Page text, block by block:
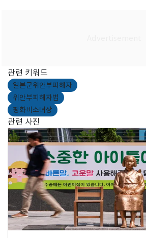
관련 키워드
일본군위안부피해자
위안부피해자법
평화비소녀상
관련 사진